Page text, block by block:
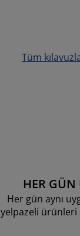
Tüm
HER
Her gün aynı
yelpazeli ürünleri